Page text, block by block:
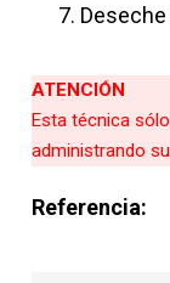
ATENCIÓN
Esta técnica
administrando
Referencia: